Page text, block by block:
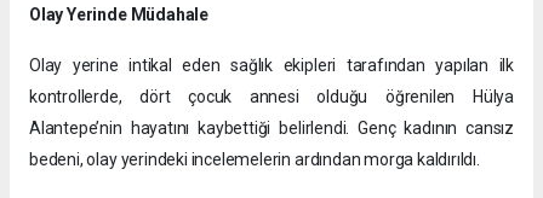
Olay Yerinde Müdahale
Olay yerine intikal eden sağlık ekipleri tarafından yapılan ilk
kontrollerde, dört çocuk annesi olduğu öğrenilen Hülya
Alantepe’nin hayatını kaybettiği belirlendi. Genç kadının cansız
bedeni, olay yerindeki incelemelerin ardından morga kaldırıldı.